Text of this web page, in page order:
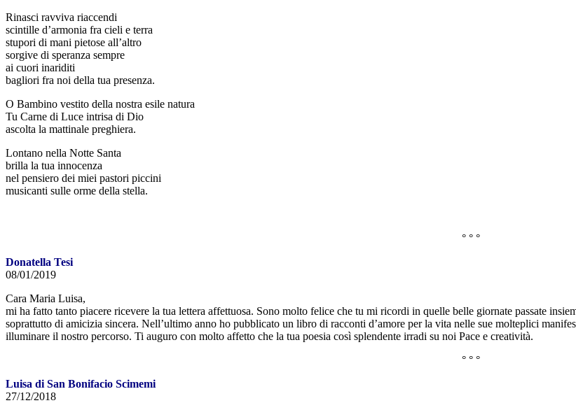
Rinasci ravviva riaccendi
scintille d’armonia fra cieli e terra
stupori di mani pietose all’altro
sorgive di speranza sempre
ai cuori inariditi
bagliori fra noi della tua presenza.
O Bambino vestito della nostra esile natura
Tu Carne di Luce intrisa di Dio
ascolta la mattinale preghiera.
Lontano nella Notte Santa
brilla la tua innocenza
nel pensiero dei miei pastori piccini
musicanti sulle orme della stella.
° ° °
Donatella Tesi
08/01/2019
Cara Maria Luisa,
mi ha fatto tanto piacere ricevere la tua lettera affettuosa. Sono molto felice che tu mi ricordi in quelle belle giornate passate
soprattutto di amicizia sincera. Nell’ultimo anno ho pubblicato un libro di racconti d’amore per la vita nelle sue molteplici
illuminare il nostro percorso. Ti auguro con molto affetto che la tua poesia così splendente irradi su noi Pace e creatività.
° ° °
Luisa di San Bonifacio Scimemi
27/12/2018